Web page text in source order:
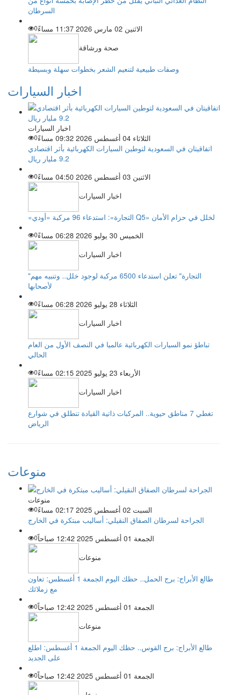
السرطان
الاثنين 02 مارس 2026 11:37 مساءً
0
صحة ورشاقة
وصفات طبيعية لتنعيم الشعر بخطوات سهلة وبسيطة
اخبار السيارات
اخبار السيارات
الثلاثاء 04 أغسطس 2026 09:32 مساءً
0
اتفاقيتان في السعودية لتوطين السيارات الكهربائية بأثر اقتصادي
9.2 مليار ريال
الاثنين 03 أغسطس 2026 04:50 مساءً
0
اخبار السيارات
«التجارة»: استدعاء 96 مركبة «أودي Q5» لخلل في حزام الأمان
الخميس 30 يوليو 2026 06:28 مساءً
0
اخبار السيارات
"التجارة" تعلن استدعاء 6500 مركبة لوجود خلل.. وتنبيه مهم
لأصحابها
الثلاثاء 28 يوليو 2026 06:28 مساءً
0
اخبار السيارات
تباطؤ نمو السيارات الكهربائية عالميا في النصف الأول من العام
الحالي
الأربعاء 23 يوليو 2025 02:15 مساءً
0
اخبار السيارات
تغطي 7 مناطق حيوية.. المركبات ذاتية القيادة تنطلق في شوارع
الرياض
منوعات
منوعات
السبت 02 أغسطس 2025 02:17 مساءً
0
الجراحة لسرطان الصفاق النقيلي: أساليب مبتكرة في الخارج
الجمعة 01 أغسطس 2025 12:42 صباحاً
0
منوعات
طالع الأبراج: برج الحمل.. حظك اليوم الجمعة 1 أغسطس: تعاون
مع زملائك
الجمعة 01 أغسطس 2025 12:42 صباحاً
0
منوعات
طالع الأبراج: برج القوس.. حظك اليوم الجمعة 1 أغسطس: اطلع
على الجديد
الجمعة 01 أغسطس 2025 12:42 صباحاً
0